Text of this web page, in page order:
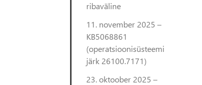
ribaväline
11. november 2025 –
KB5068861
(operatsioonisüsteemi
järk 26100.7171)
23. oktoober 2025 –